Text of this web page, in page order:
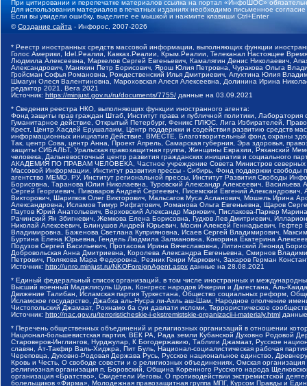
При цитировании и перепечатке материалов ссылка на портал «ИнфоШОС»
Для использования материалов в печатных изданиях необходимо письменное
Если вы увидели ошибку, выделите ее мышкой и нажмите клавиши Ctrl+Enter
©Создание сайта - Инфорос, 2007-2026
* Реестр иностранных средств массовой информации, выполняющих функции
Голос Америки, Idel.Реалии, Кавказ.Реалии, Крым.Реалии, Телеканал Настоящее
Людмила Алексеевна, Маркелов Сергей Евгеньевич, Камалягин Денис Николаевич,
Александрович, Маняхин Петр Борисович, Ярош Юлия Петровна, Чуракова Ольга
Гройсман Софья Романовна, Рождественский Илья Дмитриевич, Апухтина Юлия
Шмагун Олеся Валентиновна, Мароховская Алеся Алексеевна, Долинина Ирина
редактор 2021, Вега 2021
Источник: https://minjust.gov.ru/ru/documents/7755/ данные на 03.09.2021
* Сведения реестра НКО, выполняющих функции иностранного агента:
Фонд защиты прав граждан Штаб, Институт права и публичной политики,
Гуманитарное действие, Открытый Петербург, Феникс ПЛЮС, Лига Избирателей,
Крест, Центр Хасдей Ерушалаим, Центр поддержки и содействия развитию средств
информационных инициатив Действие, ВМЕСТЕ, Благотворительный фонд охраны
Так, центр Сова, центр Анна, Проект Апрель, Самарская губерния, Эра здоровья,
защиты СИБАЛЬТ, Уральская правозащитная группа, Женщины Евразии, Рязанский
человека, Дальневосточный центр развития гражданских инициатив и социального
АКАДЕМИЯ ПО ПРАВАМ ЧЕЛОВЕКА, Частное учреждение Совета Министров северных
Массовой Информации, Институт развития прессы - Сибирь, Фонд поддержки
агентство МЕМО. РУ, Институт региональной прессы, Институт Развития Свободы
Борисовна, Таранова Юлия Николаевна, Туровский Александр Алексеевич,
Сергей Георгиевич, Пивоваров Андрей Сергеевич, Писемский Евгений
Викторович, Шарипков Олег Викторович, Мальсагов Муса Асланович, Мошель Ирина
Александровна, Исламов Тимур Рифгатович, Романова Ольга Евгеньевна, Щаров
Паутов Юрий Анатольевич, Верховский Александр Маркович, Пислакова-Паркер
Рачинский Ян Збигневич, Жемкова Елена Борисовна, Гудков Лев Дмитриевич,
Николай Алексеевич, Блинушов Андрей Юрьевич, Мосин Алексей Геннадьевич,
Владимировна, Баженова Светлана Куприяновна, Исаев Сергей Владимирович,
Буртина Елена Юрьевна, Гендель Людмила Залмановна, Кокорина Екатерина
Подузов Сергей Васильевич, Протасова Ирина Вячеславовна, Литинский Леонид
Добровольская Анна Дмитриевна, Королева Александра Евгеньевна, Смирнов
Петрович, Полякова Мара Федоровна, Резник Генри Маркович, Захаров Герман
Источник: http://unro.minjust.ru/NKOForeignAgent.aspx данные на 28.08.2021
* Единый федеральный список организаций, в том числе иностранных и
Высший военный Маджлисуль Шура, Конгресс народов Ичкерии и Дагестана, Аль-
Движение Талибан, Исламская партия Туркестана, Общество социальных реформ,
Исламское государство, Джабха аль-Нусра ли-Ахль аш-Шам, Народное ополчение
Чистопольский Джамаат, Рохнамо ба суи давлати исломи, Террористическое
Источник: http://nac.gov.ru/terroristicheskie-i-ekstremistskie-organizacii-i-materialy.html
* Перечень общественных объединений и религиозных организаций в отношении
Национал-большевистская партия, ВЕК РА, Рада земли Кубанской Духовно Родовой
Староверов-Инглингов, Нурджулар, К Богодержавию, Таблиги Джамаат, Русское
славян, Ат-Такфир Валь-Хиджра, Пит Буль, Национал-социалистическая рабочая
Череповца, Духовно-Родовая Держава Русь, Русское национальное единство,
Кровь и Честь, О свободе совести и о религиозных объединениях, Омская
религиозная организация п. Боровский, Община Коренного Русского народа
организация «Братство», Свидетели Иеговы, О противодействии экстремистской
болельщиков «Фирма», Молодежная правозащитная группа МПГ, Курсом Правды и